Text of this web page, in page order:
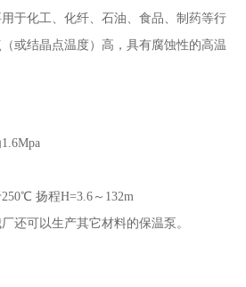
于化工、化纤、石油、食品、制药等行
或结晶点温度）高，具有腐蚀性的高温
扬程H=3.6～132m
还可以生产其它材料的保温泵。